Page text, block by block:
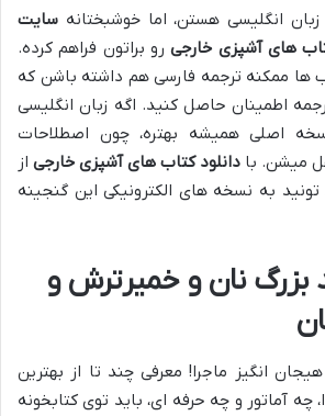
انگلیسی هستن، اما خوشبختانه سایت
های آشپزی خارجیرو براتون فراهم کرده.
ها ممکنه ترجمه فارسی هم داشته باشن که
اطمینان حاصل کنید. اگه زبان انگلیسی
اصلی همیشه بهتره، چون اصطلاحات
میشن. با دانلود کتاب های آشپزی خارجی از
به نسخه های الکترونیکی این گنجینه
بزرگ نان و خمیرترش و
انگیز ماجرا! معرفی چند تا از بهترین
چه آماتور و چه حرفه ای، باید توی کتابخونه